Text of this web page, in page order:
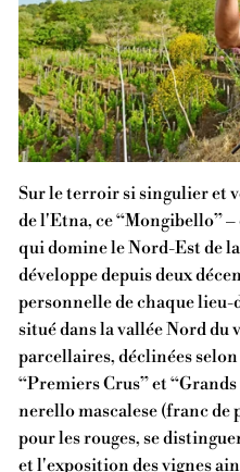
Sur le terroir si singulier et
de l'Etna, ce “Mongibello”
qui domine le Nord-Est de
développe depuis deux
personnelle de chaque
situé dans la vallée Nord du
parcellaires, déclinées
“Premiers Crus” et
nerello mascalese (franc de
pour les rouges, se
et l'exposition des vignes